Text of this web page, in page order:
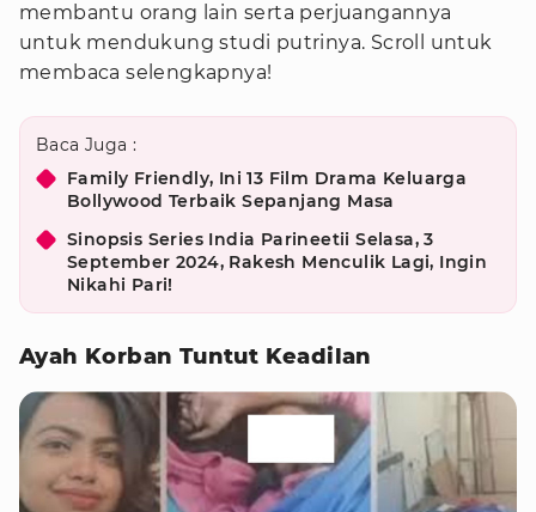
membantu orang lain serta perjuangannya
untuk mendukung studi putrinya. Scroll untuk
membaca selengkapnya!
Baca Juga :
Family Friendly, Ini 13 Film Drama Keluarga
Bollywood Terbaik Sepanjang Masa
Sinopsis Series India Parineetii Selasa, 3
September 2024, Rakesh Menculik Lagi, Ingin
Nikahi Pari!
Ayah Korban Tuntut Keadilan